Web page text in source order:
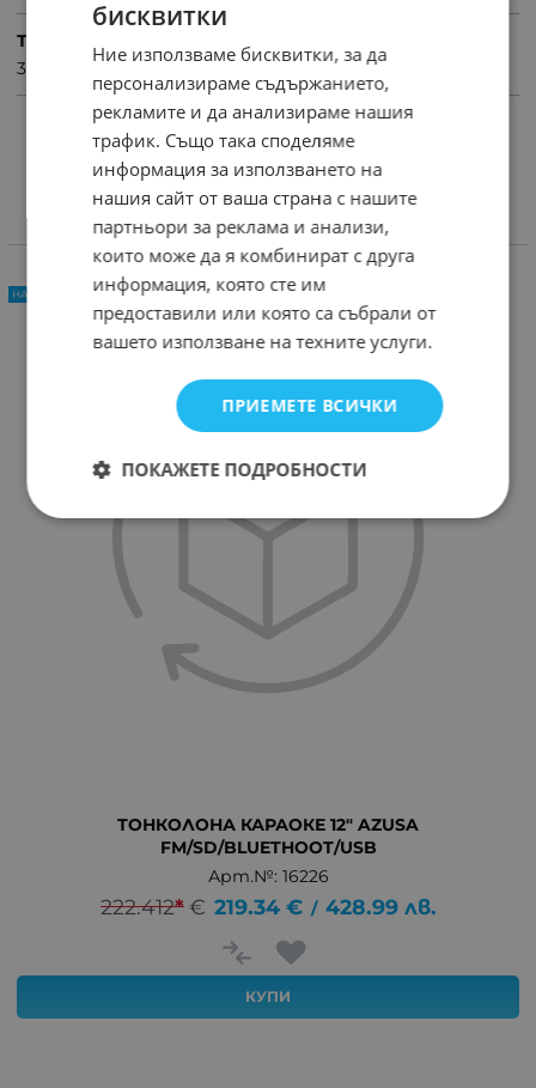
Тегло (кг.)
3.20
ПРОДУКТИ С ПОДОБНИ ХАРАКТЕРИСТИКИ
СВЪРЗАНИ ПРОДУКТИ
ТОНКОЛОНА КАРАОКЕ 12" AZUSA
FM/SD/BLUETHOOT/USB
Арт.№: 16226
222.412* € 219.34 € / 428.99 лв.
КУПИ
НАЙ-КУПУВАНИ
бисквитки
Ние използваме бисквитки, за да
персонализираме съдържанието,
рекламите и да анализираме нашия
трафик. Също така споделяме
информация за използването на
нашия сайт от ваша страна с нашите
партньори за реклама и анализи,
които може да я комбинират с друга
информация, която сте им
предоставили или която са събрали от
вашето използване на техните услуги.
ПРИЕМЕТЕ ВСИЧКИ
ПОКАЖЕТЕ ПОДРОБНОСТИ